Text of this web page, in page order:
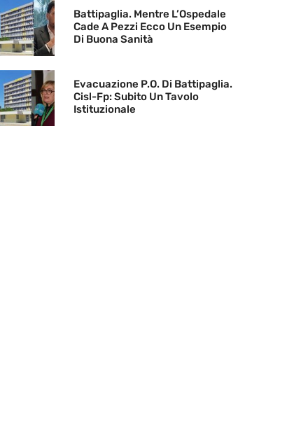
Battipaglia. Mentre L’Ospedale
Cade A Pezzi Ecco Un Esempio
Di Buona Sanità
Evacuazione P.O. Di Battipaglia.
Cisl-Fp: Subito Un Tavolo
Istituzionale